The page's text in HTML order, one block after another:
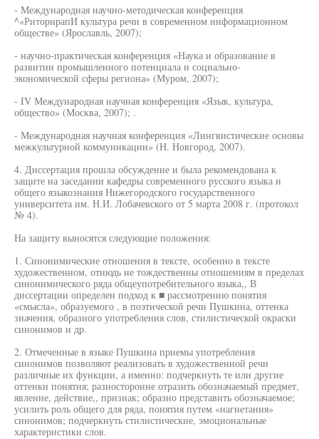
- Международная научно-методическая конференция
^«РиторнрапИ культура речи в современном информационном
обществе» (Ярославль, 2007);
- научно-практическая конференция «Наука и образование в
развитии промышленного потенциала и социально-
экономической сферы региона» (Муром, 2007);
- IV Международная научная конференция «Язык, культура,
общество» (Москва, 2007); .
- Международная научная конференция «Лингвистические основы
межкультурной коммуникации» (Н. Новгород, 2007).
4. Диссертация прошла обсуждение и была рекомендована к
защите на заседании кафедры современного русского языка и
общего языкознания Нижегородского государственного
университета им. Н.И. Лобачевского от 5 марта 2008 г. (протокол
№ 4).
На защиту выносятся следующие положения:
1. Синонимические отношения в тексте, особенно в тексте
художественном, отнюдь не тождественны отношениям в пределах
синонимического ряда общеупотребительного языка,, В
диссертации определен подход к ■ рассмотрению понятия
«смысла», образуемого , в поэтической речи Пушкина, оттенка
значения, образного употребления слов, стилистической окраски
синонимов и др.
2. Отмеченные в языке Пушкина приемы употребления
синонимов позволяют реализовать в художественной речи
различные их функции, а именно: подчеркнуть те или другие
оттенки понятия; разносторонне отразить обозначаемый предмет,
явление, действие,, признак; образно представить обозначаемое;
усилить роль общего для ряда, понятия путем «нагнетания»
синонимов; подчеркнуть стилистические, эмоциональные
характеристики слов.